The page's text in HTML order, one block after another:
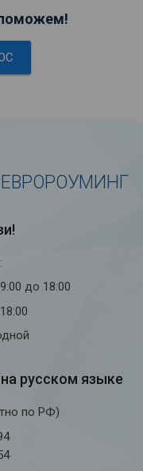
до 18:00
рус­ском языке
по РФ)